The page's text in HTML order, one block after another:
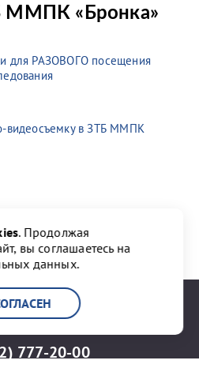
ММПК «Бронка»
для РАЗОВОГО посещения
видеосъемку в ЗТБ ММПК
777-20-00
. Продолжая
вы соглашаетесь на
данных.